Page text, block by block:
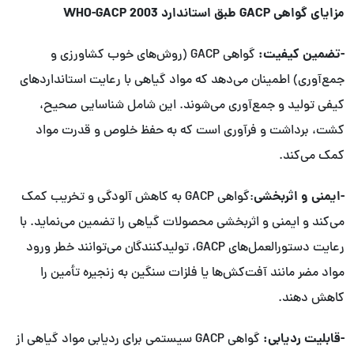
مزایای گواهی GACP طبق استاندارد WHO-GACP 2003
-تضمین کیفیت:
گواهی GACP (روش‌های خوب کشاورزی و
جمع‌آوری) اطمینان می‌دهد که مواد گیاهی با رعایت استانداردهای
کیفی تولید و جمع‌آوری می‌شوند. این شامل شناسایی صحیح،
کشت، برداشت و فرآوری است که به حفظ خلوص و قدرت مواد
کمک می‌کند.
-ایمنی و اثربخشی
:گواهی GACP به کاهش آلودگی و تخریب کمک
می‌کند و ایمنی و اثربخشی محصولات گیاهی را تضمین می‌نماید. با
رعایت دستورالعمل‌های GACP، تولیدکنندگان می‌توانند خطر ورود
مواد مضر مانند آفت‌کش‌ها یا فلزات سنگین به زنجیره تأمین را
کاهش دهند.
-قابلیت ردیابی:
گواهی GACP سیستمی برای ردیابی مواد گیاهی از